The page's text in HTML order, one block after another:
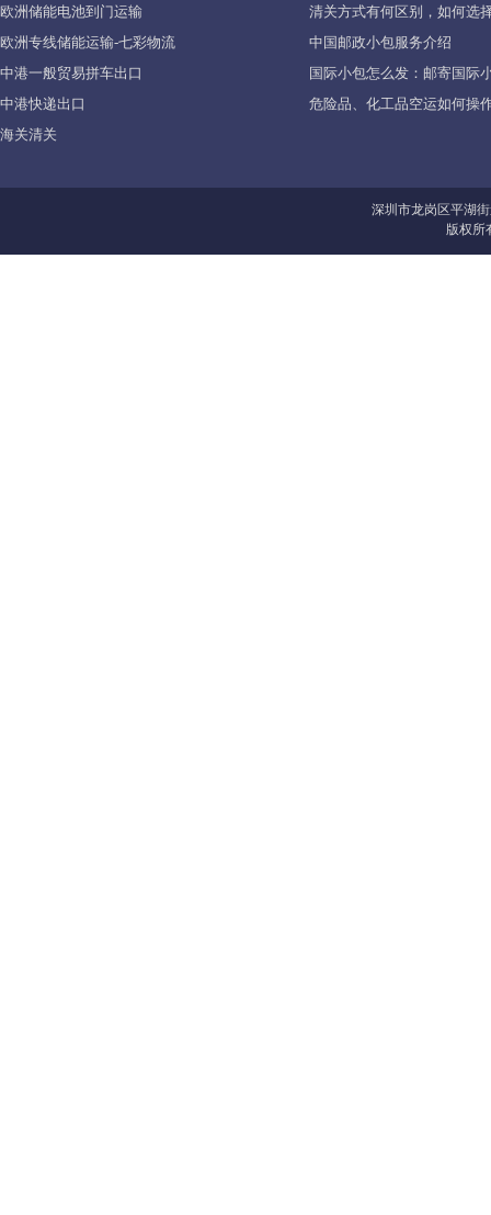
欧洲储能电池到门运输
欧洲专线储能运输-七彩物流
中港一般贸易拼车出口
中港快递出口
海关清关
清关方式有何区别，如何选
中国邮政小包服务介绍
国际小包怎么发：邮寄国际
危险品、化工品空运如何操
深圳市龙岗区平湖
版权所